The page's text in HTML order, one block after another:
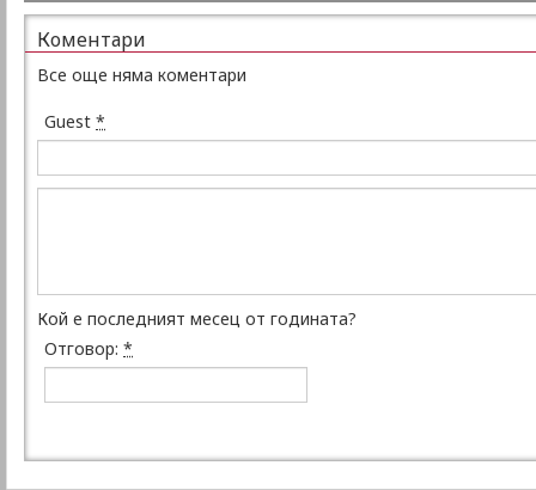
Коментари
Все още няма коментари
Guest *
Кой е последният месец от годината?
Отговор: *